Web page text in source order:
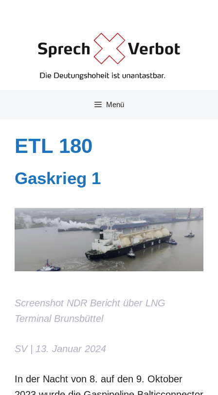
Menü
ETL 180
Gaskrieg 1
Screenshot NDR Bericht über LNG
Terminal Brunsbüttel
SV | 13. Januar 2024
In der Nacht von 8. auf den 9. Oktober